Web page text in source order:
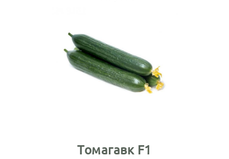
Томагавк F1